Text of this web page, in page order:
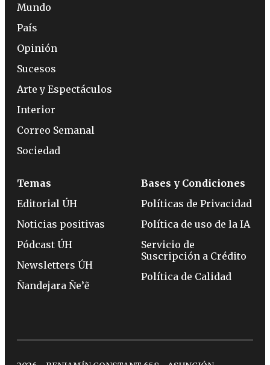
Mundo
País
Opinión
Sucesos
Arte y Espectáculos
Interior
Correo Semanal
Sociedad
Temas
Editorial ÚH
Noticias positivas
Pódcast ÚH
Newsletters ÚH
Ñandejara Ñe’ẽ
Bases y Condiciones
Políticas de Privacidad
Política de uso de la IA
Servicio de
Suscripción a Crédito
Política de Calidad